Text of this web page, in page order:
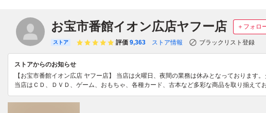
お宝市番館イオン広店ヤフー店 ＋フォロ
ストア 評価 9,363 ストア情報 ブラックリスト登録
ストアからのお知らせ
【お宝市番館イオン広店 ヤフー店】 当店は火曜日、夜間の業務は休みとなっておりま
当店はＣＤ、ＤＶＤ、ゲーム、おもちゃ、各種カード、古本など多彩な商品を取り揃えて